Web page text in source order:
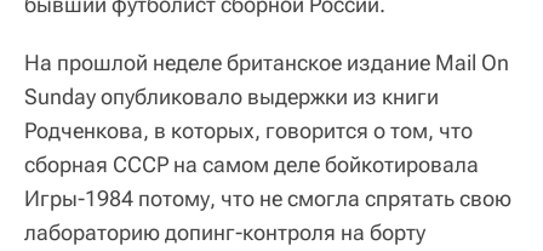
На прошлой неделе британское издание Mail On
Sunday опубликовало выдержки из книги
Родченкова, в которых, говорится о том, что
сборная СССР на самом деле бойкотировала
Игры-1984 потому, что не смогла спрятать свою
лабораторию допинг-контроля на борту